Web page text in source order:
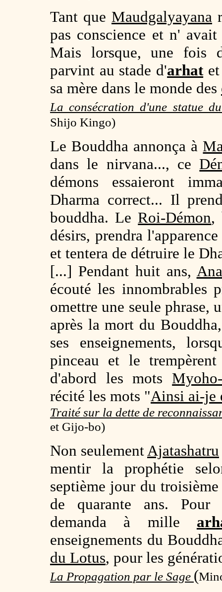
Tant que Maudgalyayana
pas conscience et n'
Mais lorsque, une fois
parvint au stade d'arhatet
sa mère dans le monde des
La consécration d'une statue
Shijo Kingo)
Le Bouddha annonça à
dans le nirvana..., ce
démons essaieront
Dharma correct... Il
bouddha. Le Roi-Démon,
désirs, prendra
et tentera de détruire le
[...] Pendant huit ans,
écouté les innombrables
omettre une seule phrase,
après la mort du
ses enseignements,
pinceau et le
d'abord les mots
récité les mots "Ainsi ai-je
Traité sur la dette de
et Gijo-bo)
Non seulementAjatashatru
mentir la prophétie
septième jour du
de quarante ans. Pour
demanda à mille
enseignements du
du Lotus, pour les
La Propagation par le Sage (